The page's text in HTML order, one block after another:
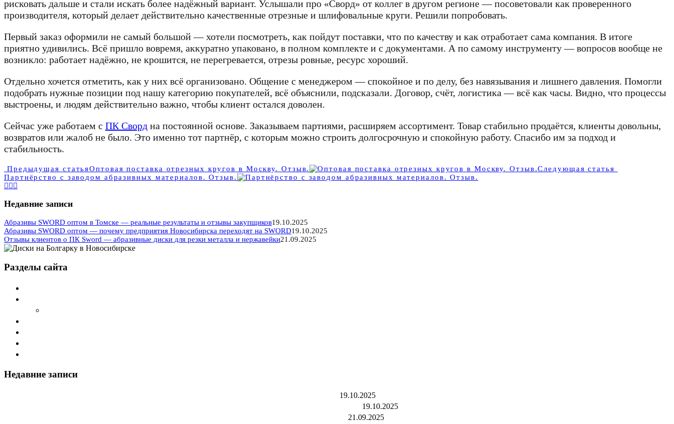
рисковать дальше и стали искать более надёжный вариант. Услышали про «Сворд» от коллег в другом регионе — посоветовали как проверенного
производителя, который делает действительно качественные отрезные и шлифовальные круги. Решили попробовать.
Первый заказ оформили не самый большой — хотели посмотреть, как пойдут поставки, что по качеству и как отработает сама компания. В итоге
приятно удивились. Всё пришло вовремя, аккуратно упаковано, в полном комплекте и с документами. А по самому инструменту — вопросов вообще не
возникло: работает надёжно, не крошится, не перегревается, отрезы ровные, ресурс хороший.
Отдельно хочется отметить, как у них всё организовано. Общение с менеджером — спокойное и по делу, без навязывания и лишнего давления. Помогли
подобрать нужные позиции под нашу категорию покупателей, всё объяснили, подсказали. Договор, счёт, логистика — всё как часы. Видно, что процессы
выстроены, и людям действительно важно, чтобы клиент остался доволен.
Сейчас уже работаем с ПК Сворд на постоянной основе. Заказываем партиями, расширяем ассортимент. Товар стабильно продаётся, клиенты довольны,
возвратов или жалоб не было. Это именно тот партнёр, с которым можно строить долгосрочную и спокойную работу. Спасибо им за подход и
стабильность.
Предыдущая статьяОптовая поставка отрезных кругов в Москву. Отзыв.
Следующая статья
Партнёрство с заводом абразивных материалов. Отзыв.
Недавние записи
Абразивы SWORD оптом в Томске — реальные результаты и отзывы закупщиков19.10.2025
Абразивы SWORD оптом — почему предприятия Новосибирска переходят на SWORD19.10.2025
Отзывы клиентов о ПК Sword — абразивные диски для резки металла и нержавейки21.09.2025
Разделы сайта
Недавние записи
19.10.2025
19.10.2025
21.09.2025